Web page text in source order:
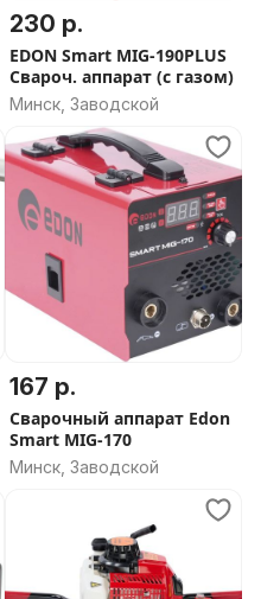
230 р.
EDON Smart MIG-190PLUS
Свароч. аппарат (с газом)
Минск, Заводской
167 р.
Сварочный аппарат Edon
Smart MIG-170
Минск, Заводской